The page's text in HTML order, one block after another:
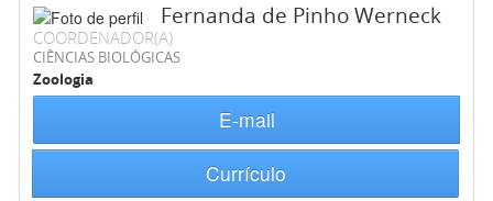
Fernanda de Pinho Werneck
COORDENADOR(A)
CIÊNCIAS BIOLÓGICAS
Zoologia
E-mail
Currículo